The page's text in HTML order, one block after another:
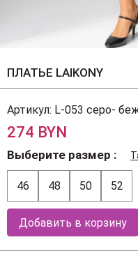
ПЛАТЬЕ LAIKONY
Артикул: L-053 серо-
274 BYN
Выберите размер
46 48 50 52
Добавить в корзину